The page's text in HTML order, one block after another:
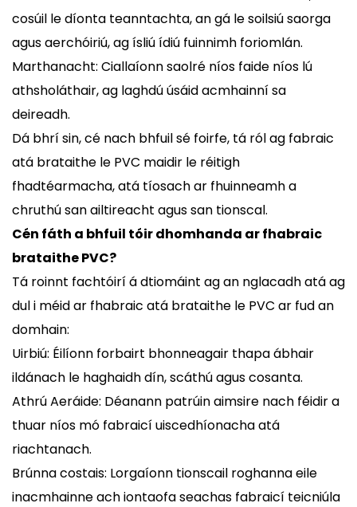
cosúil le díonta teanntachta, an gá le soilsiú saorga
agus aerchóiriú, ag ísliú ídiú fuinnimh foriomlán.
Marthanacht: Ciallaíonn saolré níos faide níos lú
athsholáthair, ag laghdú úsáid acmhainní sa
deireadh.
Dá bhrí sin, cé nach bhfuil sé foirfe, tá ról ag fabraic
atá brataithe le PVC maidir le réitigh
fhadtéarmacha, atá tíosach ar fhuinneamh a
chruthú san ailtireacht agus san tionscal.
Cén fáth a bhfuil tóir dhomhanda ar fhabraic
brataithe PVC?
Tá roinnt fachtóirí á dtiomáint ag an nglacadh atá ag
dul i méid ar fhabraic atá brataithe le PVC ar fud an
domhain:
Uirbiú: Éilíonn forbairt bhonneagair thapa ábhair
ildánach le haghaidh dín, scáthú agus cosanta.
Athrú Aeráide: Déanann patrúin aimsire nach féidir a
thuar níos mó fabraicí uiscedhíonacha atá
riachtanach.
Brúnna costais: Lorgaíonn tionscail roghanna eile
inacmhainne ach iontaofa seachas fabraicí teicniúla